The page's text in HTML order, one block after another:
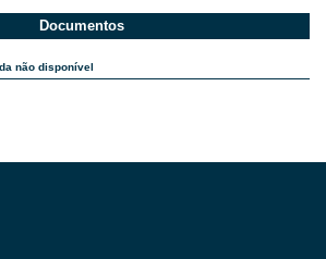
Documentos
não disponível